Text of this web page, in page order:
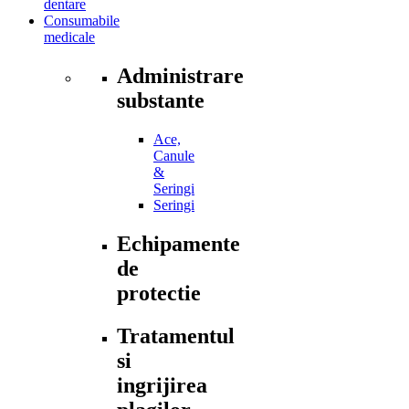
dentare
Consumabile
medicale
Administrare
substante
Ace,
Canule
&
Seringi
Seringi
Echipamente
de
protectie
Tratamentul
si
ingrijirea